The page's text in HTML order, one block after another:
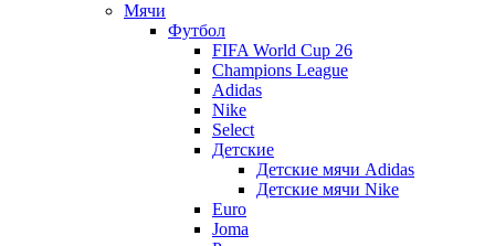
Мячи
Футбол
FIFA World Cup 26
Champions League
Adidas
Nike
Select
Детские
Детские мячи Adidas
Детские мячи Nike
Euro
Joma